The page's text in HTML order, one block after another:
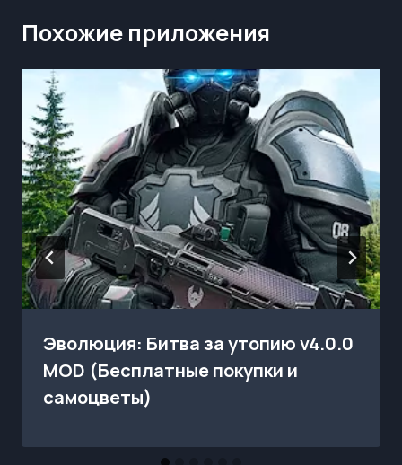
Похожие приложения
Эволюция: Битва за утопию v4.0.0
MOD (Бесплатные покупки и
самоцветы)